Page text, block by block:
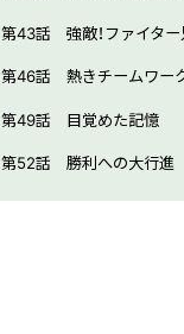
第43話 強敵！ファイター
第46話 熱きチームワー
第49話 目覚めた記憶
第52話 勝利への大行進